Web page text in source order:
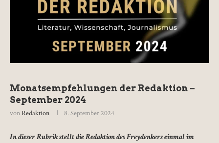
Monatsempfehlungen der Redaktion –
September 2024
vonRedaktion 8. September 2024
In dieser Rubrik stellt die Redaktion des Freydenkers einmal im